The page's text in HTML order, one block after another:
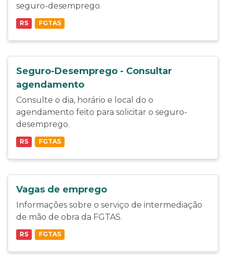
seguro-desemprego.
RS FGTAS
Seguro-Desemprego - Consultar
agendamento
Consulte o dia, horário e local do o
agendamento feito para solicitar o seguro-
desemprego.
RS FGTAS
Vagas de emprego
Informações sobre o serviço de intermediação
de mão de obra da FGTAS.
RS FGTAS